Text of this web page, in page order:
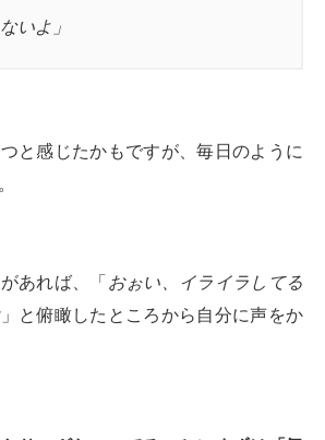
いよ」
と感じたかもですが、毎日のように
あれば、「 おぉい、イライラしてる
」と俯瞰したところから自分に声をか